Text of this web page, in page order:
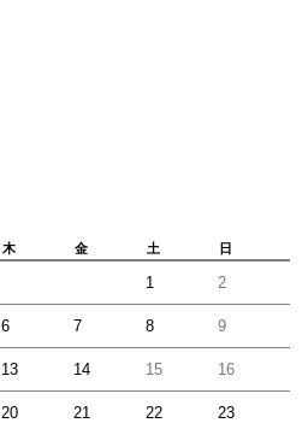
木 金 土 日
1 2
6 7 8 9
13 14 15 16
20 21 22 23